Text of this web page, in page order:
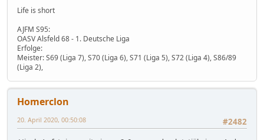
Life is short
AJFM S95:
OASV Alsfeld 68 - 1. Deutsche Liga
Erfolge:
Meister: S69 (Liga 7), S70 (Liga 6), S71 (Liga 5), S72 (Liga 4), S86/89
(Liga 2),
Homerclon
#2482
20. April 2020, 00:50:08